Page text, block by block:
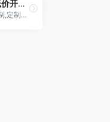
网站低价开发/搭建/仿制/二开
网站仿制,定制服务